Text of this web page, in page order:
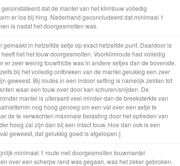
dat de mantel van het klimtouw volledig
er los bij hing. Naderhand geconcludeerd dat minimaal 1
is nadat het doorgesmolten was.
gemaakt in hetzelfde setje op exact hetzelfde punt. Daardoor is
het het touw doorgesmolten. Voorklimroute had volledig
er zeer weinig touwfrictie was in andere setjes dan de bovenste.
bij het volledig ontbreken van de mantel gelukkig een zeer
geweest. Bij routes in een indoor setting is namelijk zelden tot
waar een touw over door kan schuren/snijden. De
mantel is uiteraard veel minder dan de breeksterkte van
nog hoog genoeg om een val over een setje te
de te verwachten maximale belasting door het optreden van
hoog zal zijn dan bij een intact touw. Hoe dan ook is een
geweest, dat gelukkig goed is afgelopen.]
minimaal 1 route met doorgesmolten touwmantel
over een scherpe rand was gegaan, was het zeker gebroken.